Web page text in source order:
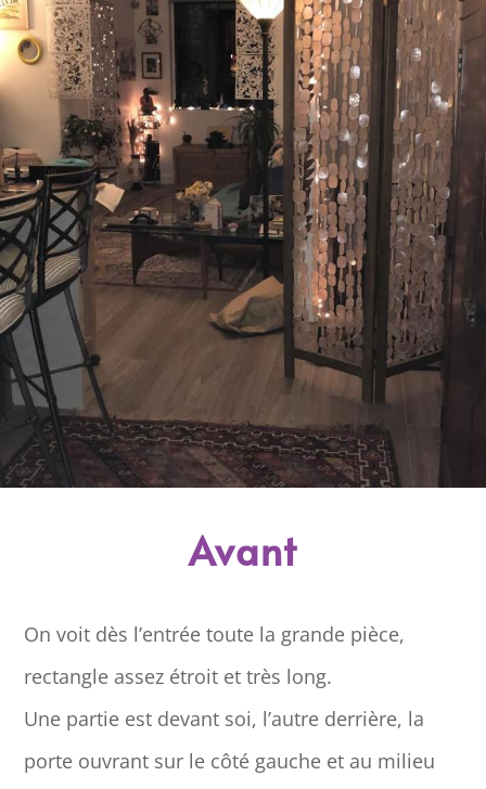
Avant
On voit dès l’entrée toute la grande pièce,
rectangle assez étroit et très long.
Une partie est devant soi, l’autre derrière, la
porte ouvrant sur le côté gauche et au milieu